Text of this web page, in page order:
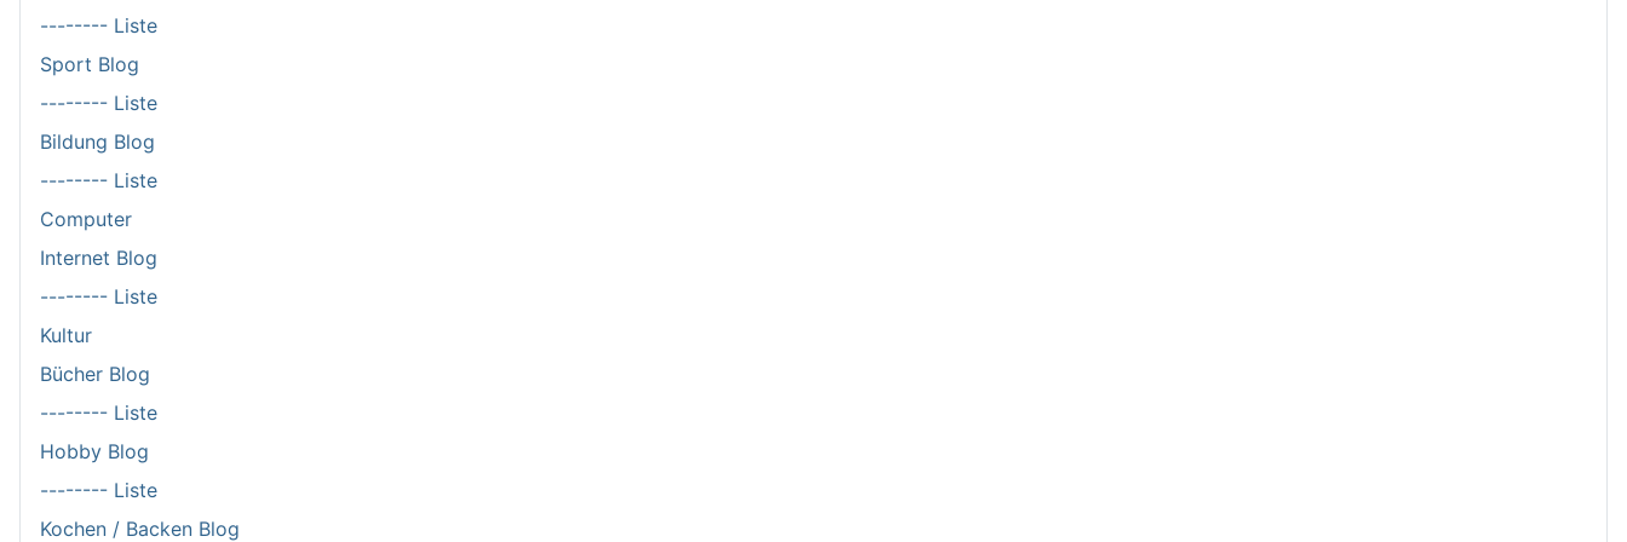
-------- Liste
Sport Blog
-------- Liste
Bildung Blog
-------- Liste
Computer
Internet Blog
-------- Liste
Kultur
Bücher Blog
-------- Liste
Hobby Blog
-------- Liste
Kochen / Backen Blog